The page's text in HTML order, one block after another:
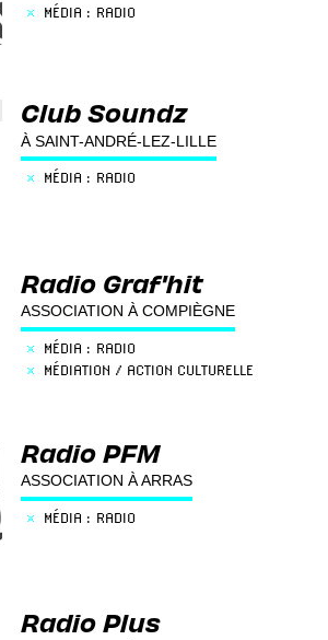
× MÉDIA : RADIO
Club Soundz
À SAINT-ANDRÉ-LEZ-LILLE
× MÉDIA : RADIO
Radio Graf'hit
ASSOCIATION À COMPIÈGNE
× MÉDIA : RADIO
× MÉDIATION / ACTION CULTURELLE
Radio PFM
ASSOCIATION À ARRAS
× MÉDIA : RADIO
Radio Plus